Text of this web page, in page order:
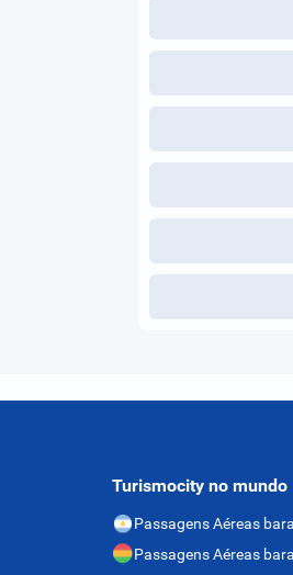
Turismocity no mundo